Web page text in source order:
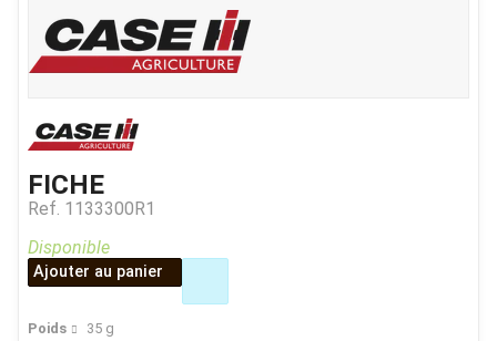
FICHE
Ref. 1133300R1
Poids 35 g
Disponible
Ajouter au panier